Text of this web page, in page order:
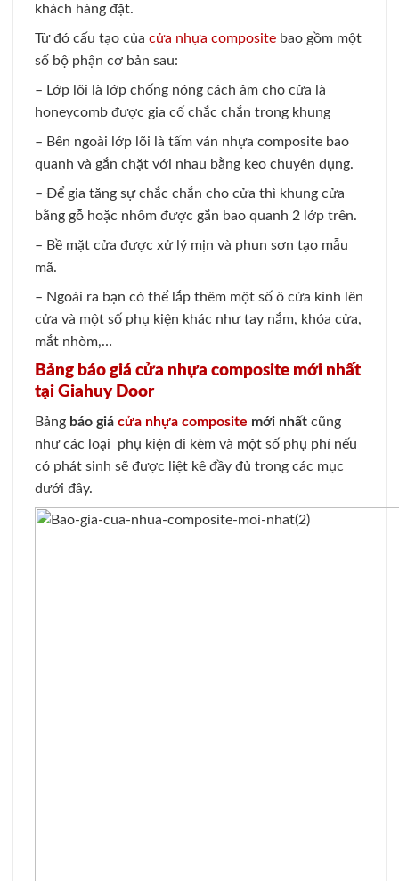
khách hàng đặt.
Từ đó cấu tạo của cửa nhựa composite bao gồm một
số bộ phận cơ bản sau:
– Lớp lõi là lớp chống nóng cách âm cho cửa là
honeycomb được gia cố chắc chắn trong khung
– Bên ngoài lớp lõi là tấm ván nhựa composite bao
quanh và gắn chặt với nhau bằng keo chuyên dụng.
– Để gia tăng sự chắc chắn cho cửa thì khung cửa
bằng gỗ hoặc nhôm được gắn bao quanh 2 lớp trên.
– Bề mặt cửa được xử lý mịn và phun sơn tạo mẫu
mã.
– Ngoài ra bạn có thể lắp thêm một số ô cửa kính lên
cửa và một số phụ kiện khác như tay nắm, khóa cửa,
mắt nhòm,…
Bảng báo giá cửa nhựa composite mới nhất
tại Giahuy Door
Bảng báo giá cửa nhựa composite mới nhất cũng
như các loại phụ kiện đi kèm và một số phụ phí nếu
có phát sinh sẽ được liệt kê đầy đủ trong các mục
dưới đây.